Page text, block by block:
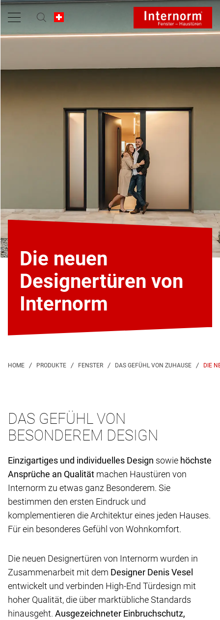
Die neuen
Designertüren von
Internorm
DIE
DAS GEFÜHL VON
BESONDEREM DESIGN
Einzigartiges und individuelles Design sowie höchste
Ansprüche an Qualität machen Haustüren von
Internorm zu etwas ganz Besonderem. Sie
bestimmen den ersten Eindruck und
komplementieren die Architektur eines jeden Hauses.
Für ein besonderes Gefühl von Wohnkomfort.
Die neuen Designertüren von Internorm wurden in
Zusammenarbeit mit dem Designer Denis Vesel
entwickelt und verbinden High-End Türdesign mit
hoher Qualität, die über marktübliche Standards
hinausgeht. Ausgezeichneter Einbruchschutz,